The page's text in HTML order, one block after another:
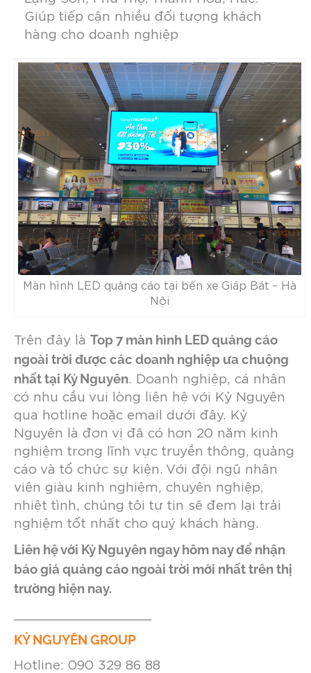
Giúp tiếp cận nhiều đối tượng khách
hàng cho doanh nghiệp
Màn hình LED quảng cáo tại bến xe Giáp Bát – Hà
Nội
Trên đây là Top 7 màn hình LED quảng cáo
ngoài trời được các doanh nghiệp ưa chuộng
nhất tại Kỷ Nguyên. Doanh nghiệp, cá nhân
có nhu cầu vui lòng liên hệ với Kỷ Nguyên
qua hotline hoặc email dưới đây. Kỷ
Nguyên là đơn vị đã có hơn 20 năm kinh
nghiệm trong lĩnh vực truyền thông, quảng
cáo và tổ chức sự kiện. Với đội ngũ nhân
viên giàu kinh nghiệm, chuyên nghiệp,
nhiệt tình, chúng tôi tự tin sẽ đem lại trải
nghiệm tốt nhất cho quý khách hàng.
Liên hệ với Kỷ Nguyên ngay hôm nay để nhận
báo giá quảng cáo ngoài trời mới nhất trên thị
trường hiện nay.
KỶ NGUYÊN GROUP
Hotline: 090 329 86 88